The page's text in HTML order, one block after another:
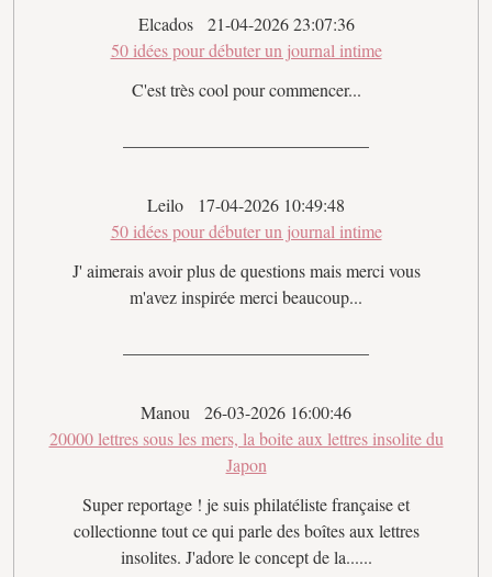
Elcados 21-04-2026 23:07:36
50 idées pour débuter un journal intime
C'est très cool pour commencer...
Leilo 17-04-2026 10:49:48
50 idées pour débuter un journal intime
J' aimerais avoir plus de questions mais merci vous
m'avez inspirée merci beaucoup...
Manou 26-03-2026 16:00:46
20000 lettres sous les mers, la boite aux lettres insolite du
Japon
Super reportage ! je suis philatéliste française et
collectionne tout ce qui parle des boîtes aux lettres
insolites. J'adore le concept de la......